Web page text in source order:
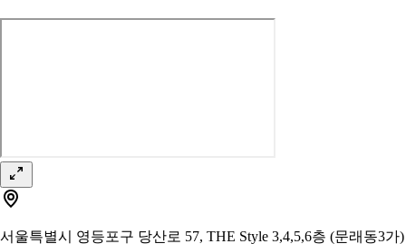
서울특별시 영등포구 당산로 57, THE Style 3,4,5,6층 (문래동3가)